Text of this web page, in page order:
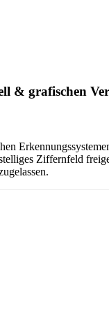
& grafischen
Ziffernfeld